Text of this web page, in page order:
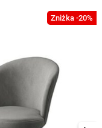
Zniżka -20%